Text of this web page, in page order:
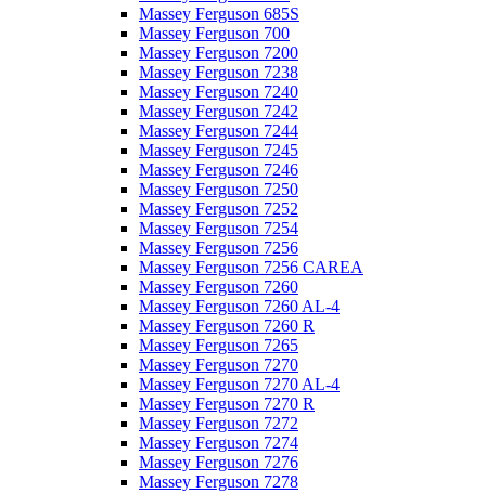
Massey Ferguson 685S
Massey Ferguson 700
Massey Ferguson 7200
Massey Ferguson 7238
Massey Ferguson 7240
Massey Ferguson 7242
Massey Ferguson 7244
Massey Ferguson 7245
Massey Ferguson 7246
Massey Ferguson 7250
Massey Ferguson 7252
Massey Ferguson 7254
Massey Ferguson 7256
Massey Ferguson 7256 CAREA
Massey Ferguson 7260
Massey Ferguson 7260 AL-4
Massey Ferguson 7260 R
Massey Ferguson 7265
Massey Ferguson 7270
Massey Ferguson 7270 AL-4
Massey Ferguson 7270 R
Massey Ferguson 7272
Massey Ferguson 7274
Massey Ferguson 7276
Massey Ferguson 7278